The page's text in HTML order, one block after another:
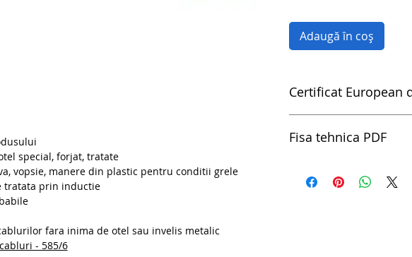
special, forjat, tratate
vopsie, manere din plastic pentru conditii grele
tratata prin inductie
fara inima de otel sau invelis metalic
- 585/6
Adaugă în coș
Certificat European
Fisa tehnica PDF